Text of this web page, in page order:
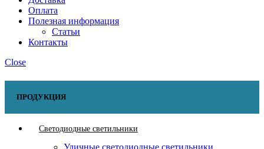
Оплата
Полезная информация
Статьи
Контакты
Close
ПРОДУКЦИЯ
Светодиодные светильники
Уличные светодиодные светильники